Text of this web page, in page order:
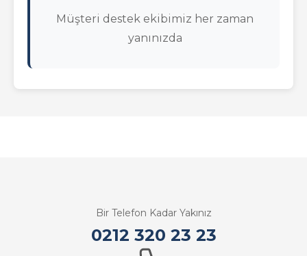
Müşteri destek ekibimiz her zaman
yanınızda
Bir Telefon Kadar Yakınız
0212 320 23 23